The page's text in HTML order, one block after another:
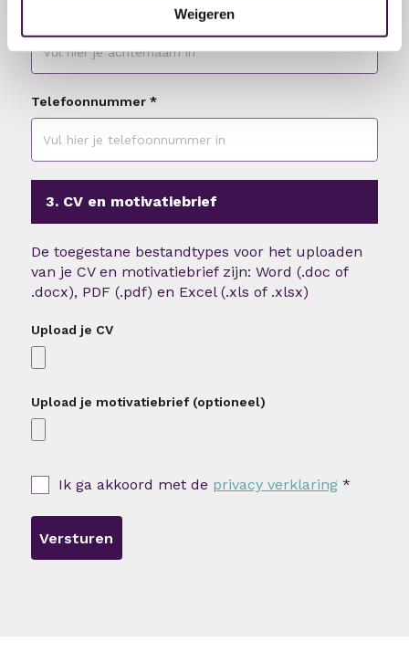
Weigeren
Telefoonnummer *
3. CV en motivatiebrief
De toegestane bestandtypes voor het uploaden
van je CV en motivatiebrief zijn: Word (.doc of
.docx), PDF (.pdf) en Excel (.xls of .xlsx)
Upload je CV
Upload je motivatiebrief (optioneel)
Ik ga akkoord met de privacy verklaring *
Versturen